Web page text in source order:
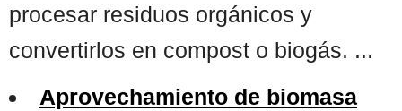
procesar residuos orgánicos y
convertirlos en compost o biogás. ...
Aprovechamiento de biomasa